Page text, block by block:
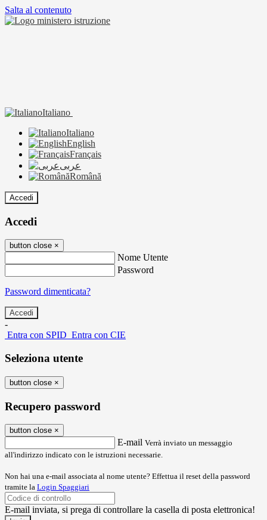
Salta al contenuto
Italiano
Italiano
English
Français
عربى
Română
Accedi
Accedi
button close ×
Nome Utente
Password
Password dimenticata?
-
Entra con SPID Entra con CIE
Seleziona utente
button close ×
Recupero password
button close ×
E-mail Verrà inviato un messaggio
all'indirizzo indicato con le istruzioni necessarie.
Non hai una e-mail associata al nome utente? Effettua il reset della password
tramite la Login Spaggiari
E-mail inviata, si prega di controllare la casella di posta elettronica!